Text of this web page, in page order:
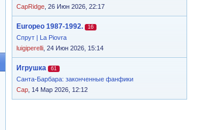
CapRidge , 26 Июн 2026, 22:17
Europeo 1987-1992. 16
Спрут | La Piovra
luigiperelli , 24 Июн 2026, 15:14
Игрушка 61
Санта-Барбара: законченные фанфики
Cap , 14 Мар 2026, 12:12